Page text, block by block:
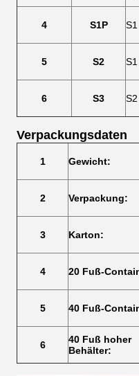
4 S1P
5 S2
6 S3
Verpackungsdaten
1 Gewicht:
2 Verpackung:
3 Karton:
4 20 Fuß-
5 40 Fuß-
6
40 Fuß hoher
Behälter: